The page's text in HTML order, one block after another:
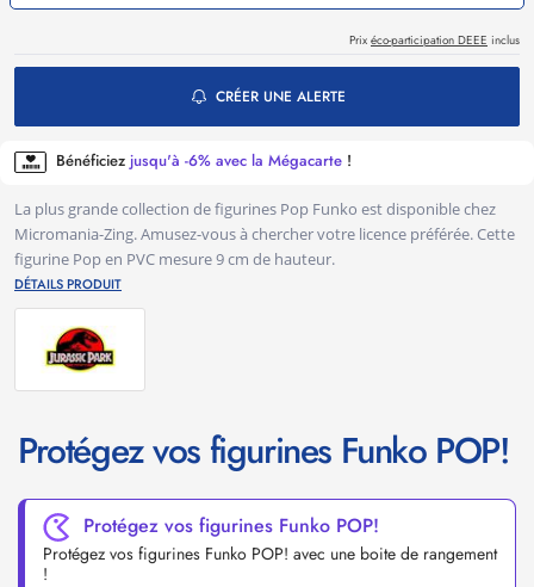
Prix éco-participation DEEE inclus
CRÉER UNE ALERTE
Bénéficiez jusqu'à -6% avec la Mégacarte !
La plus grande collection de figurines Pop Funko est disponible chez
Micromania-Zing. Amusez-vous à chercher votre licence préférée. Cette
figurine Pop en PVC mesure 9 cm de hauteur.
DÉTAILS PRODUIT
Protégez vos figurines Funko POP!
Protégez vos figurines Funko POP!
Protégez vos figurines Funko POP! avec une boite de rangement
!